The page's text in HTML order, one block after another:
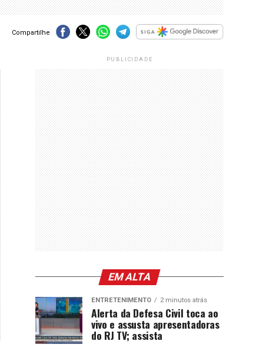
Compartilhe
PUBLICIDADE
EM ALTA
ENTRETENIMENTO 2 minutos atrás
Alerta da Defesa Civil toca ao
vivo e assusta apresentadoras
do RJ TV; assista